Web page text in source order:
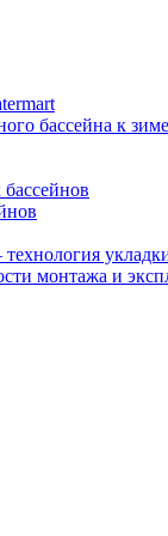
бассейна к зиме
монтажа и